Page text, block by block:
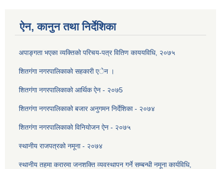
ऐन, कानुन तथा निर्देशिका
अपाङ्गता भएका व्यक्तिको परिचय-पत्र वितिण काययविधि, २०७५
शितगंगा नगरपालिकाकाे सहकारी एेन ।
शितग‌ंगा नगरपालिकाकाे आर्थिक ऐन - २०७5
शितगंगा नगरपालिकाको बजार अनुगमन निर्देशिका - २०७४
शितग‌ंगा नगरपालिकाकाे विनियोजन ऐन - २०७५
स्थानीय राजपत्रको नमूना - २०७४
स्थानीय तहमा करारमा जनशक्ति व्यवस्थापन गर्ने सम्बन्धी नमूना कार्यविधि,